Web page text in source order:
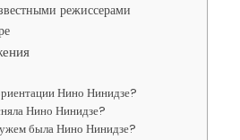
режиссерами
Нино Нинидзе?
Нино Нинидзе?
была Нино Нинидзе?